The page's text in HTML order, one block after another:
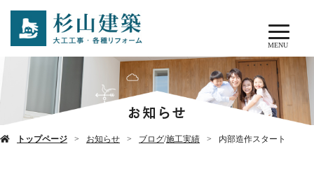
MENU
お知らせ
トップページ お知らせ ブログ/施工実績 内部造作スタート